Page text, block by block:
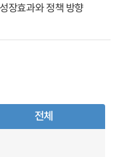
장효과와 정책 방향
전체